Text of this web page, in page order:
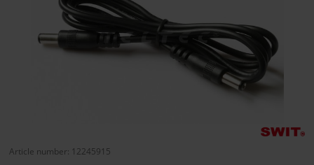
Article number: 12245915